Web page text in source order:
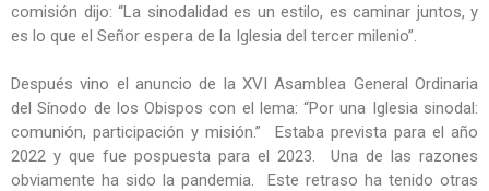
comisión dijo: “La sinodalidad es un estilo, es caminar juntos, y
es lo que el Señor espera de la Iglesia del tercer milenio”.
Después vino el anuncio de la XVI Asamblea General Ordinaria
del Sínodo de los Obispos con el lema: “Por una Iglesia sinodal:
comunión, participación y misión.” Estaba prevista para el año
2022 y que fue pospuesta para el 2023. Una de las razones
obviamente ha sido la pandemia. Este retraso ha tenido otras